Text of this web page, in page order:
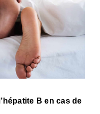
B en cas de